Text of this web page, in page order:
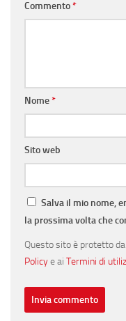
Commento*
Nome*
Sito web
Salva il mio nome,
la prossima volta che
Questo sito è protetto da
Policye ai Termini di